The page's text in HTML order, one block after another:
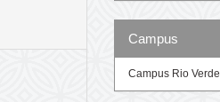
Campus
Campus Rio Verde